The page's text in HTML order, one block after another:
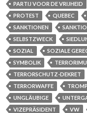
PARTIJ VOOR DE VRIJHEID
PROTEST
QUEBEC
SANKTIONEN
SELBSTZWECK
SOZIAL
SOZIALE
SYMBOLIK
TERRORSCHUTZ-DEKRET
TERRORWAFFE
TROMP
UNGLÄUBIGE
VIZEPRÄSIDENT
VW